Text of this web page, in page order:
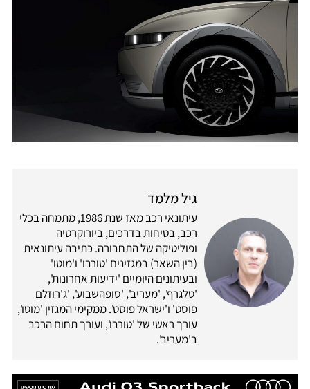
גיל מלמד
עיתונאי רכב מאז שנת 1986, מתמחה בכלי
רכב, בטיחות בדרכים, ביורוקרטיה
ופוליטיקה של התחבורה. כתיבה עיתונאית
(בין השאר) במגזינים 'טורבו' ו'מוטו'
ובעיתונים היומיים 'ידיעות אחרונות',
'טלגרף', 'מעריב', 'סופהשבוע', 'ג'רוזלם
פוסט' ו'ישראל פוסט'. ממקימי המגזין 'מוטו',
עורך ראשי של 'טורבו', ועורך תחום הרכב
ב'מעריב'.